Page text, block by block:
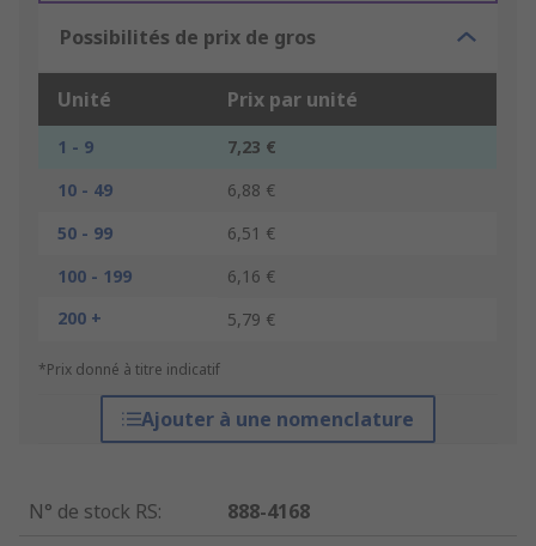
Possibilités de prix de gros
Unité Prix par unité
1 - 9
7,23 €
10 - 49
6,88 €
50 - 99
6,51 €
100 - 199
6,16 €
200 +
5,79 €
*Prix donné à titre indicatif
Ajouter à une nomenclature
N° de stock RS:
888-4168